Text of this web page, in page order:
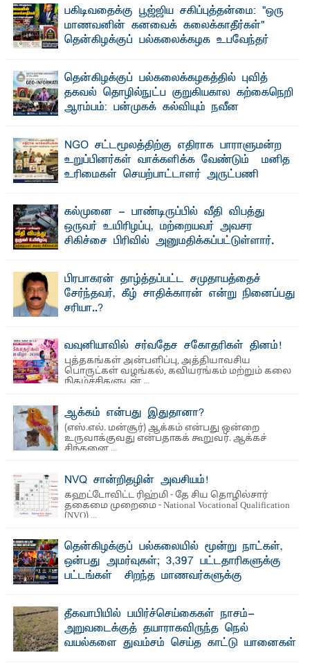
பகிடிவதைக்கு பூஜ்ஜிய சகிப்புத்தன்மை: "ஒரு
மாணவனின் கனவைக் கலைக்காதீர்கள்" –
தென்கிழக்குப் பல்கலைக்கழக உபவேந்தர்
"ஒ ரு மாணவனின் அல்லது மாணவியின் கனவு என்னால்
கலைக்கப்படாது" என்ற உறுதியை ஒவ்வொரு மாணவரும் ...
தென்கிழக்குப் பல்கலைக்கழகத்தில் புவித்
தகவல் தொழில்நுட்ப குறுகியகால கற்கைநெறி
ஆரம்பம்: பன்முகக் கல்வியும் நவீன
தொழில்நுட்பமும் காலத்தின் தேவை – பீடாதிபதி
பேராசிரியர் எம். எம். பாஸில்
தெ ன்கிழக்குப் பல்கலைக்கழகத்தின் கலை மற்றும் கலாசார
பீடத்தின் புவியியல் துறையினால் ...
NGO சட்டமூலத்திற்கு எதிராக பாராளுமன்ற
உறுப்பினர்கள் வாக்களிக்க வேண்டும் – மனித
உரிமைகள் செயற்பாட்டாளர் அருட்பணி
ஜே. எப். காமிலா பேகம்- இ லங்கை அரசாங்கம் அரசுசாரா
அமைப்புகள் (NGO) தொடர்பான புதிய சட்டமூலத்தை ...
கல்முனை - பாண்டிருப்பில் வீதி விபத்து
ஒருவர் உயிரிழப்பு, மற்றையவர் அவசர
சிகிச்சை பிரிவில் அனுமதிக்கப்பட்டுள்ளார்.
பாண்டிருப்பு ...பிரபாகரன் தாழ்த்தப்பட்ட சமுதாயத்தைச்
சேர்ந்தவர், கீழ் சாதிக்காரன் என்று நினைப்பது
சரியா..?
வவுனியாவில் சர்வதேச சகோதரிகள் தினம்!
புத்தகங்கள் அன்பளிப்பு, அத்தியாவசிய
பொருட்கள் வழங்கல், கவியரங்கம் மற்றும் கலை
நிகழ்ச்சிகளுடன் ...
ஆக்கம் என்பது இதுதானா?
(எஸ்.எல். மன்சூர்) ஆக்கம் என்பது ஒன்றை
உருவாக்குவது என்பதாகக் கூறுவர். ஆக்கச்
சிந்தனை ...
NVQ சான்றிதழின் அவசியம்!
கஹட்டோவிட்ட ரிஹ்மி - தே சிய தொழில்சார்
தகைமை முறைமை - National Vocational Qualification
(NVQ) ...
தென்கிழக்குப் பல்கலையில் மூன்று நாட்கள்,
ஒன்பது அமர்வுகள்; 3,397 பட்டதாரிகளுக்கு
பட்டங்கள் – சிறந்த மாணவர்களுக்கு
தங்கப்பதக்கங்கள், நினைவுப் பதக்கங்கள்
மற்றும் சிறப்புப் பரிசுகள்
எம்.வை. அமீர்- ஒ லுவிலில் அமைந்துள்ள தென்கிழக்குப்
பல்கலைக்கழகத்தின் 18ஆவது பொதுப் பட்டமளிப்பு விழா ...
தீகவாபியில் பயிர்ச்செய்கைகள் நாசம்-
அறுவடைக்குத் தயாராகவிருந்த நெல்
வயல்களை துவம்சம் செய்த காட்டு யானைகள்